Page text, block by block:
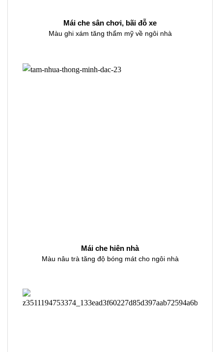
Mái che sân chơi, bãi đỗ xe
Màu ghi xám tăng thẩm mỹ về ngôi nhà
Mái che hiên nhà
Màu nâu trà tăng độ bóng mát cho ngôi nhà